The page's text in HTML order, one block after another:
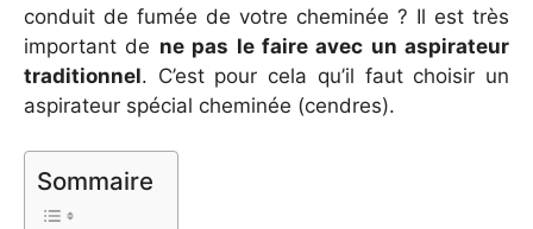
conduit de fumée de votre cheminée ? Il est très
important de ne pas le faire avec un aspirateur
traditionnel. C’est pour cela qu’il faut choisir un
aspirateur spécial cheminée (cendres).
Sommaire